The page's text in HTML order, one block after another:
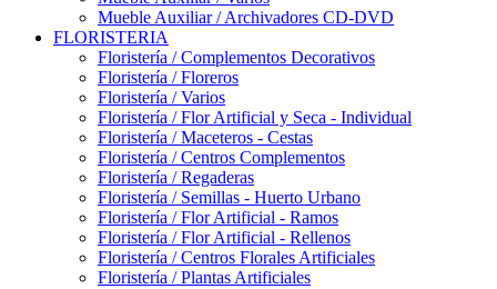
Mueble Auxiliar / Archivadores CD-DVD
FLORISTERIA
Floristería / Complementos Decorativos
Floristería / Floreros
Floristería / Varios
Floristería / Flor Artificial y Seca - Individual
Floristería / Maceteros - Cestas
Floristería / Centros Complementos
Floristería / Regaderas
Floristería / Semillas - Huerto Urbano
Floristería / Flor Artificial - Ramos
Floristería / Flor Artificial - Rellenos
Floristería / Centros Florales Artificiales
Floristería / Plantas Artificiales